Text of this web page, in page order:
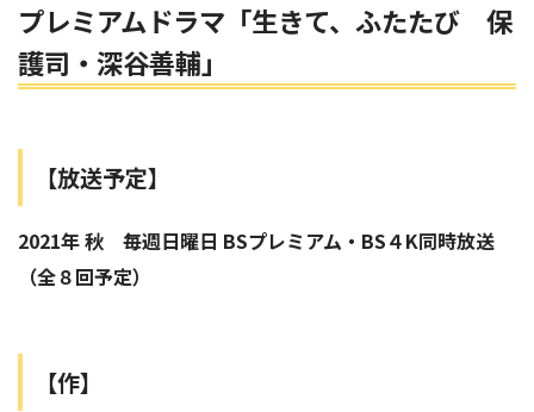
プレミアムドラマ「生きて、ふたたび 保
護司・深谷善輔」
【放送予定】
2021年 秋
毎週日曜日 BSプレミアム・BS４K同時放送
（全８回予定）
【作】